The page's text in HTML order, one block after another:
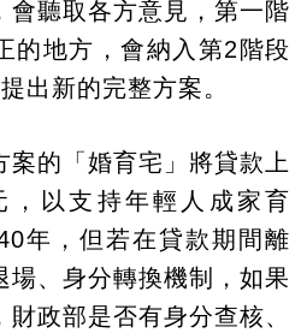
會聽取各方意見，第一階
的地方，會納入第2階段
出新的完整方案。
案的「婚育宅」將貸款上
，以支持年輕人成家育
年，但若在貸款期間離
場、身分轉換機制，如果
政部是否有身分查核、